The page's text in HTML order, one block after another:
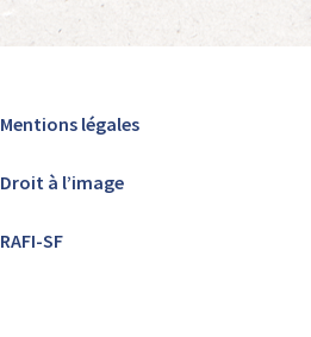
Mentions légales
Droit à l’image
RAFI-SF